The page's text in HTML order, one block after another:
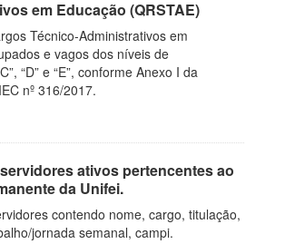
em Educação (QRSTAE)
Técnico-Administrativos em
e vagos dos níveis de
“D” e “E”, conforme Anexo I da
nº 316/2017.
ativos pertencentes ao
da Unifei.
contendo nome, cargo, titulação,
jornada semanal, campi.